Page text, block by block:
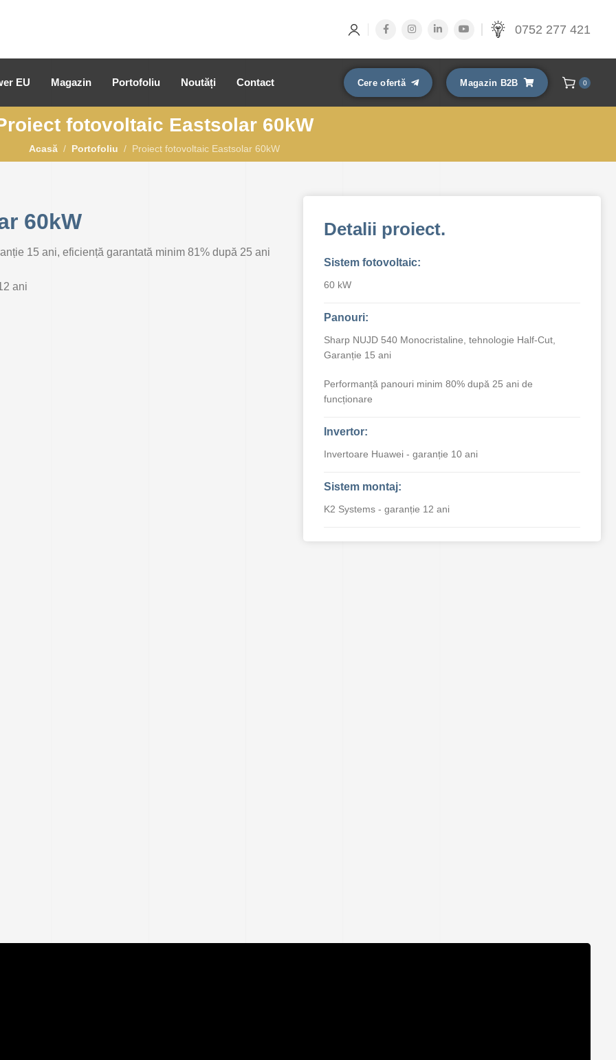
0752 277 421
EU Magazin Portofoliu Noutăți Contact Cere ofertă Magazin B2B 0
fotovoltaic Eastsolar 60kW
Acasă Portofoliu Proiect fotovoltaic Eastsolar 60kW
60kW
15 ani, eficiență garantată minim 81% după 25 ani
ani
Detalii proiect.
Sistem fotovoltaic:
60 kW
Panouri:
Sharp NUJD 540 Monocristaline, tehnologie Half-Cut,
Garanție 15 ani
Performanță panouri minim 80% după 25 ani de
funcționare
Invertor:
Invertoare Huawei - garanție 10 ani
Sistem montaj:
K2 Systems - garanție 12 ani